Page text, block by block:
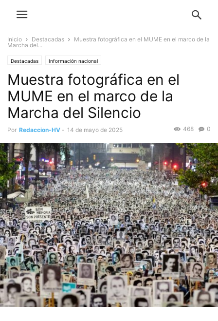
Inicio Destacadas
Muestra fotográfica en el MUME en el marco de la
Marcha del...
Destacadas Información nacional
Muestra fotográfica en el
MUME en el marco de la
Marcha del Silencio
Por Redaccion-HV - 14 de mayo de 2025 0
468